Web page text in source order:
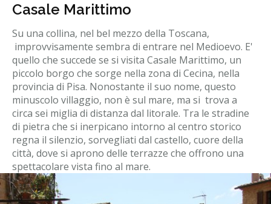
Casale Marittimo
Su una collina, nel bel mezzo della Toscana,
improvvisamente sembra di entrare nel Medioevo. E'
quello che succede se si visita Casale Marittimo, un
piccolo borgo che sorge nella zona di Cecina, nella
provincia di Pisa. Nonostante il suo nome, questo
minuscolo villaggio, non è sul mare, ma si trova a
circa sei miglia di distanza dal litorale. Tra le stradine
di pietra che si inerpicano intorno al centro storico
regna il silenzio, sorvegliati dal castello, cuore della
città, dove si aprono delle terrazze che offrono una
spettacolare vista fino al mare.